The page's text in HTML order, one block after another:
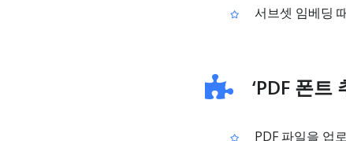
서브셋 임베딩
‘PDF 폰트
PDF 파일을 업